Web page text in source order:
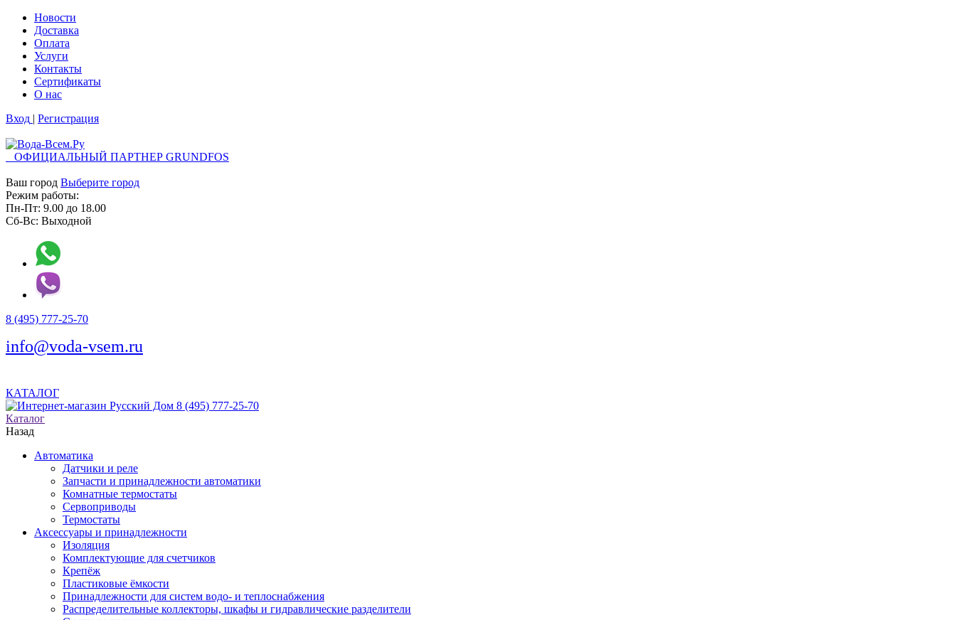
Новости
Доставка
Оплата
Услуги
Контакты
Cертификаты
О нас
Вход | Регистрация
ОФИЦИАЛЬНЫЙ ПАРТНЕР GRUNDFOS
Ваш город Выберите город
Режим работы:
Пн-Пт: 9.00 до 18.00
Сб-Вс: Выходной
8 (495) 777-25-70
info@voda-vsem.ru
КАТАЛОГ
8 (495) 777-25-70
Каталог
Назад
Автоматика
Датчики и реле
Запчасти и принадлежности автоматики
Комнатные термостаты
Сервоприводы
Термостаты
Аксессуары и принадлежности
Изоляция
Комплектующие для счетчиков
Крепёж
Пластиковые ёмкости
Принадлежности для систем водо- и теплоснабжения
Распределительные коллекторы, шкафы и гидравлические разделители